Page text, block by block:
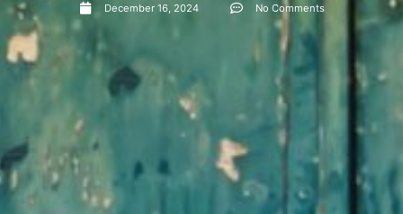
December 16, 2024 No Comments